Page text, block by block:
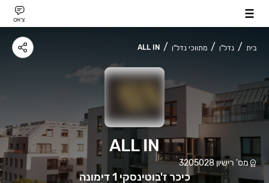
צ׳אט
בית נדל"ן מתווכי נדל"ן ALL IN
ALL IN
מס' רישיון3205028
כיכר ז'בוטינסקי 1 דימונה